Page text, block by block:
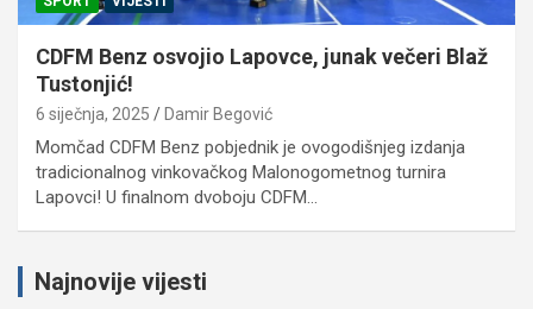
CDFM Benz osvojio Lapovce, junak večeri Blaž
Tustonjić!
6 siječnja, 2025 Damir Begović
Momčad CDFM Benz pobjednik je ovogodišnjeg izdanja
tradicionalnog vinkovačkog Malonogometnog turnira
Lapovci! U finalnom dvoboju CDFM…
Najnovije vijesti